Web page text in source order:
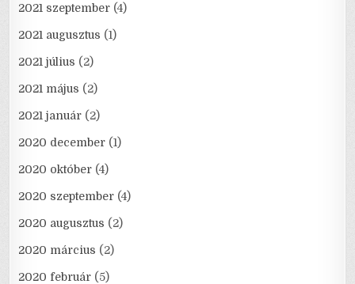
2021 szeptember (4)
2021 augusztus (1)
2021 július (2)
2021 május (2)
2021 január (2)
2020 december (1)
2020 október (4)
2020 szeptember (4)
2020 augusztus (2)
2020 március (2)
2020 február (5)